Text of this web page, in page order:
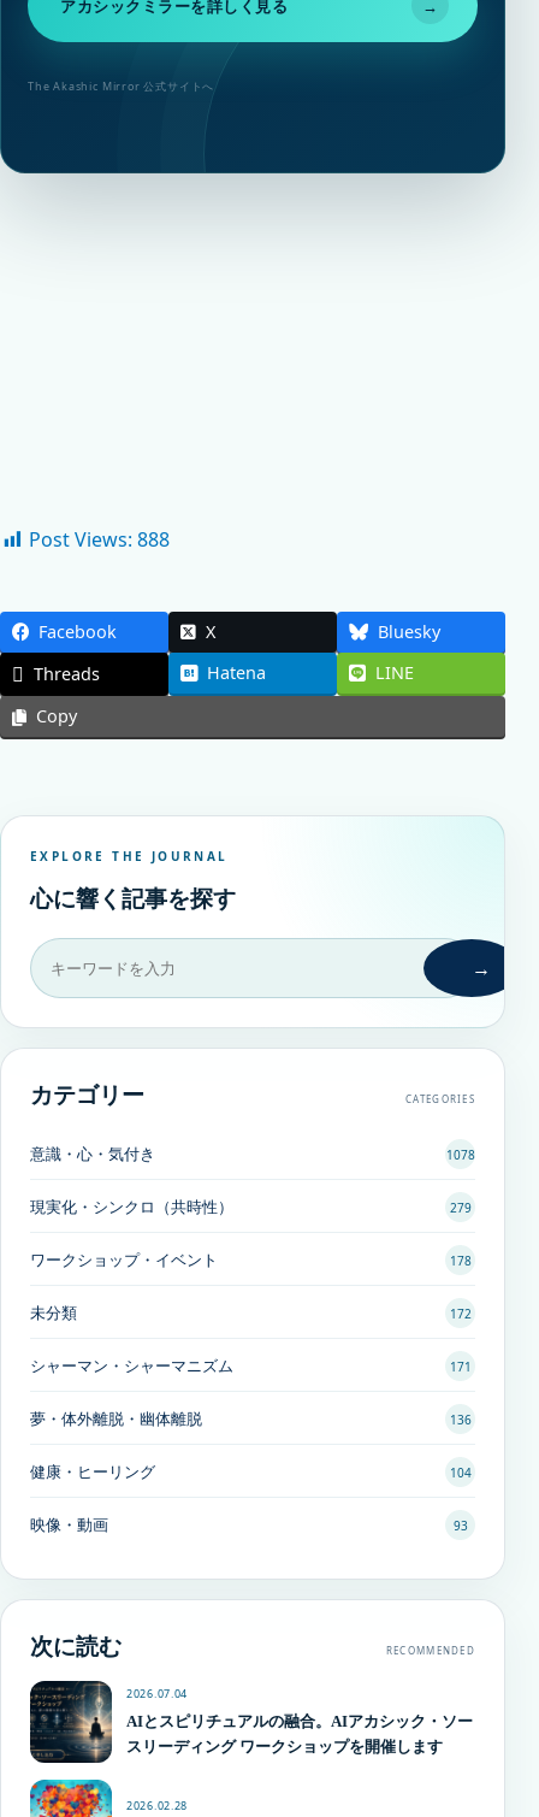
アカシックミラーを詳しく見る →
The Akashic Mirror 公式サイトへ
Post Views: 888
Facebook X
Bluesky
Threads
Hatena
LINE
Copy
EXPLORE THE JOURNAL
心に響く記事を探す
→
カテゴリー CATEGORIES
意識・心・気付き 1078
現実化・シンクロ（共時性） 279
ワークショップ・イベント 178
未分類 172
シャーマン・シャーマニズム 171
夢・体外離脱・幽体離脱 136
健康・ヒーリング 104
映像・動画 93
次に読む RECOMMENDED
2026.07.04
AIとスピリチュアルの融合。AIアカシック・ソー
スリーディング ワークショップを開催します
2026.02.28